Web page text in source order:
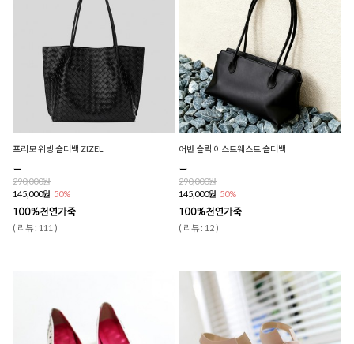
프리모 위빙 숄더백 ZIZEL
290,000원
145,000원 50%
( 리뷰 : 111 )
어반 슬릭 이스트웨스트 숄더백
290,000원
145,000원 50%
( 리뷰 : 12 )